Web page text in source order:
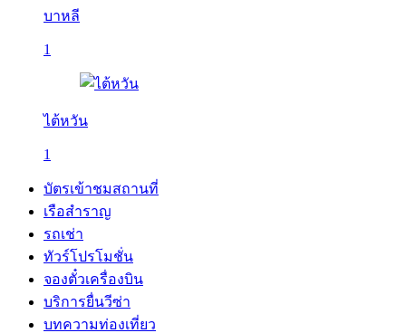
บาหลี
1
ไต้หวัน
1
บัตรเข้าชมสถานที่
เรือสำราญ
รถเช่า
ทัวร์โปรโมชั่น
จองตั๋วเครื่องบิน
บริการยื่นวีซ่า
บทความท่องเที่ยว